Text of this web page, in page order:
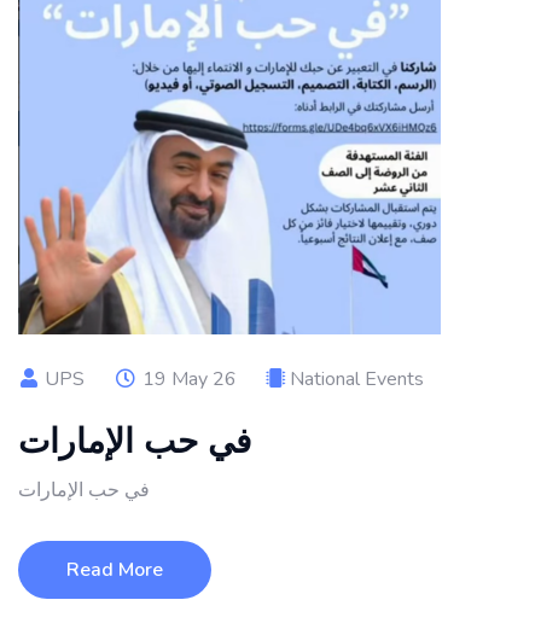
UPS 19 May 26 National Events
في حب الإمارات
في حب الإمارات
Read More